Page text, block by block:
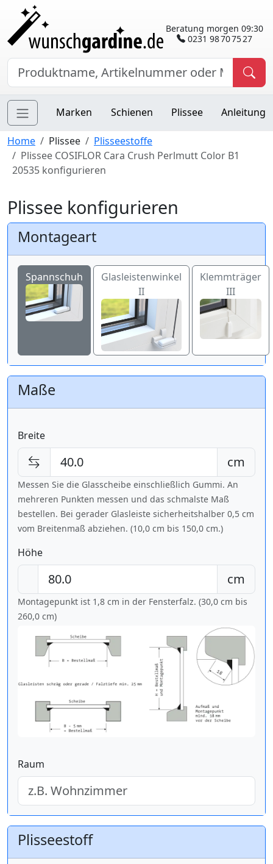
Beratung morgen 09:30
0231 98 70 75 27
Marken Schienen Plissee Anleitung
Home Plissee
Plisseestoffe
Plissee COSIFLOR Cara Crush Perlmutt Color B1
20535 konfigurieren
Plissee konfigurieren
Montageart
Spannschuh
Glasleistenwinkel
II
Klemmträger
III
Maße
Breite
cm
Messen Sie die Glasscheibe einschließlich Gummi. An
mehreren Punkten messen und das schmalste Maß
bestellen. Bei gerader Glasleiste sicherheitshalber 0,5 cm
vom Breitenmaß abziehen. (10,0 cm bis 150,0 cm.)
Höhe
cm
Montagepunkt ist 1,8 cm in der Fensterfalz. (30,0 cm bis
260,0 cm)
Raum
Plisseestoff